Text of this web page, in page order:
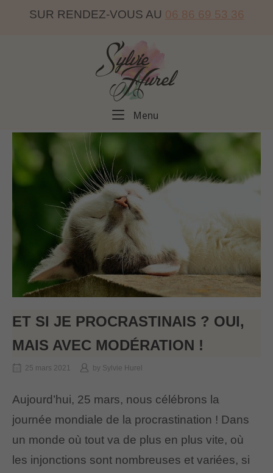
SUR RENDEZ-VOUS AU 06 86 69 53 36
Home
Menu
ET SI JE PROCRASTINAIS ? OUI,
MAIS AVEC MODÉRATION !
25 mars 2021 by Sylvie Hurel
Aujourd’hui, 25 mars, nous célébrons la
journée mondiale de la procrastination ! Dans
un monde où tout va de plus en plus vite, où
les injonctions sont nombreuses et variées, si